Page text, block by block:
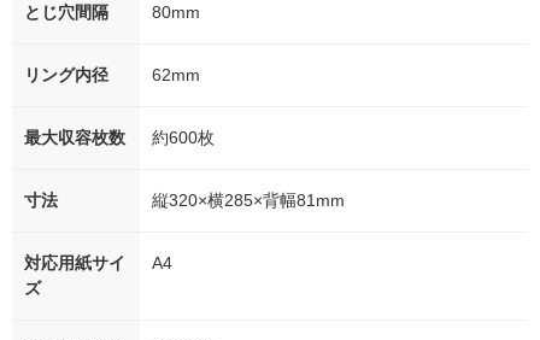
とじ穴間隔 80mm
リング内径 62mm
最大収容枚数 約600枚
寸法 縦320×横285×背幅81mm
対応用紙サイ
ズ
A4